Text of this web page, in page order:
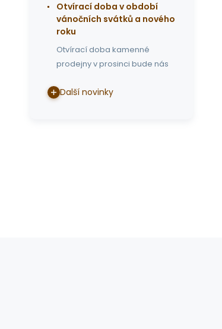
Otvírací doba v období
vánočních svátků a nového
roku
Otvírací doba kamenné
prodejny v prosinci bude nás
Další novinky